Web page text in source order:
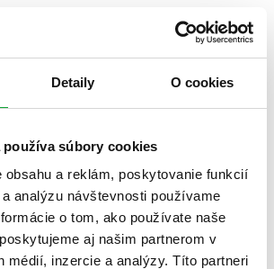
Detaily O cookies
súbory cookies
obsahu a reklám, poskytovanie funkcií
analýzu návštevnosti používame
o tom, ako používate naše
aj našim partnerom v
médií, inzercie a analýzy. Títo partneri